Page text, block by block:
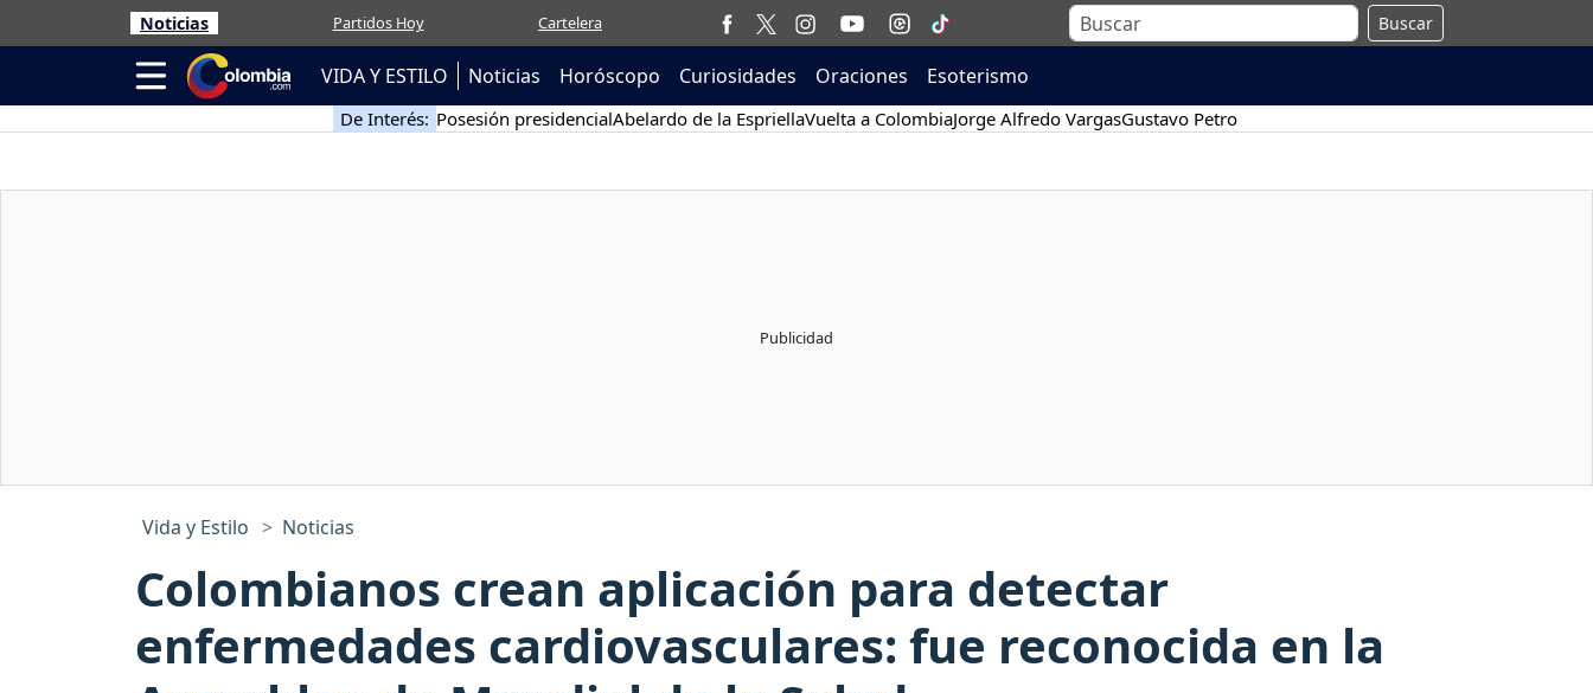
Noticias Partidos Hoy Cartelera Buscar
VIDA Y ESTILO Noticias Horóscopo Curiosidades Oraciones Esoterismo
De Interés: Posesión presidencialAbelardo de la EspriellaVuelta a ColombiaJorge Alfredo VargasGustavo Petro
Vida y Estilo Noticias
Colombianos crean aplicación para detectar
enfermedades cardiovasculares: fue reconocida en la